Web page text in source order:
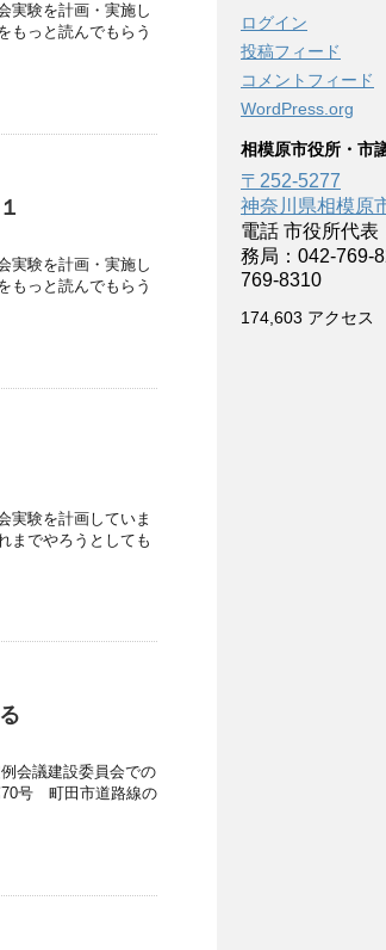
実験を計画・実施し
っと読んでもらう
実験を計画・実施し
っと読んでもらう
実験を計画していま
までやろうとしても
会議建設委員会での
70号 町田市道路線の
ログイン
投稿フィード
コメントフィード
WordPress.org
相模原市役所・市
〒252-5277
神奈川県相模原
電話 市役所代表
務局：042-769-
769-8310
174,603 アクセス